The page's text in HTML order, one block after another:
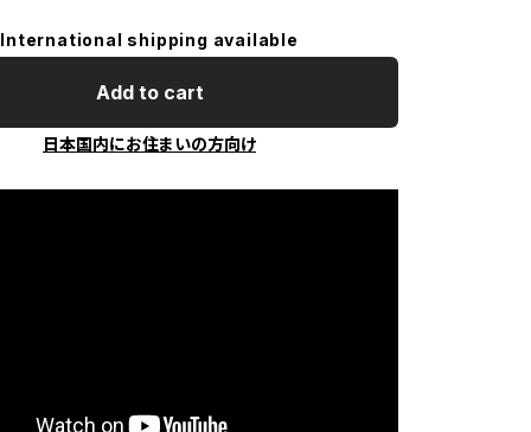
International shipping available
Add to cart
日本国内にお住まいの方向け